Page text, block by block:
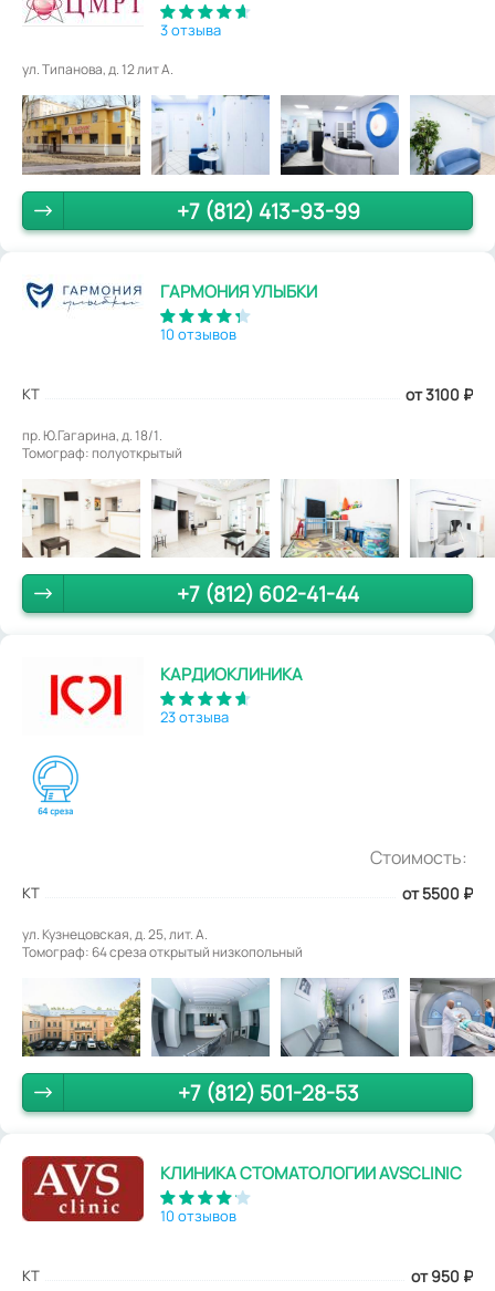
3 отзыва
ул. Типанова, д. 12 лит А.
+7 (812) 413-93-99
ГАРМОНИЯ УЛЫБКИ
10 отзывов
КТ от 3100 ₽
пр. Ю.Гагарина, д. 18/1.
Томограф: полуоткрытый
+7 (812) 602-41-44
КАРДИОКЛИНИКА
23 отзыва
Стоимость:
КТ от 5500 ₽
ул. Кузнецовская, д. 25, лит. А.
Томограф: 64 среза открытый низкопольный
+7 (812) 501-28-53
КЛИНИКА СТОМАТОЛОГИИ AVSCLINIC
10 отзывов
КТ от 950 ₽